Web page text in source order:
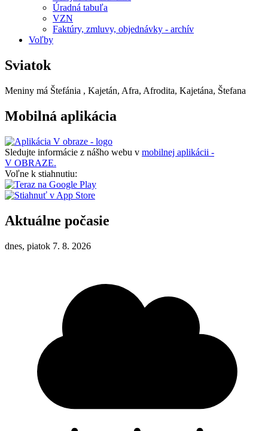
Úradná tabuľa
VZN
Faktúry, zmluvy, objednávky - archív
Voľby
Sviatok
Meniny má Štefánia , Kajetán, Afra, Afrodita, Kajetána, Štefana
Mobilná aplikácia
Sledujte informácie z nášho webu v mobilnej aplikácii -
V OBRAZE.
Voľne k stiahnutiu:
Aktuálne počasie
dnes, piatok 7. 8. 2026